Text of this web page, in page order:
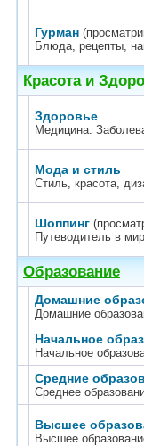
Гурман
Блюда, рецепты,
Красота и
Здоровье
Медицина.
Мода и стиль
Стиль, красота,
Шоппинг
Путеводитель в
Образование
Домашние
Домашние
Начальное
Начальное
Средние
Среднее
Высшее
Высшее